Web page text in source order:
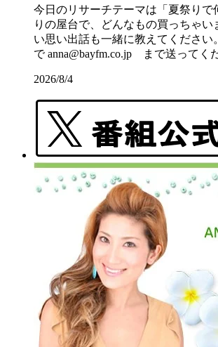
今日のリサーチテーマは「夏祭りで
りの屋台で、どんなもの買っちゃい
い思い出話も一緒に教えてください
で anna@bayfm.co.jp まで送って
2026/8/4